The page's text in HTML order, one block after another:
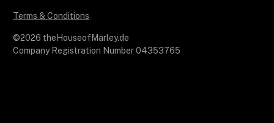
Terms & Conditions
©2026 theHouseofMarley.de
Company Registration Number 04353765